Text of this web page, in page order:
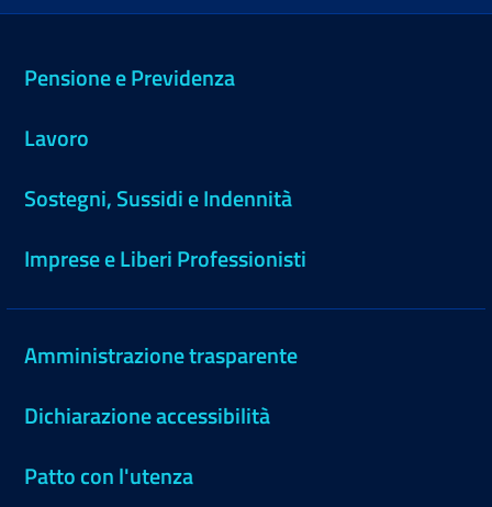
Pensione e Previdenza
Lavoro
Sostegni, Sussidi e Indennità
Imprese e Liberi Professionisti
Amministrazione trasparente
Dichiarazione accessibilità
Patto con l'utenza